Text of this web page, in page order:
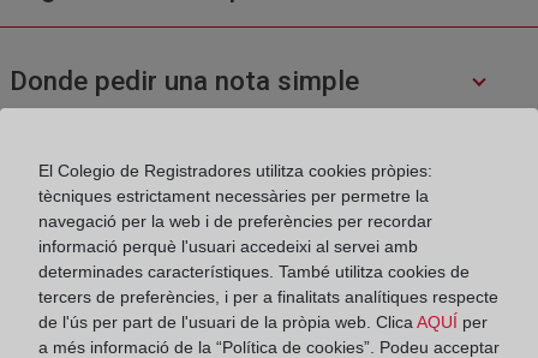
Donde pedir una nota simple
¿Cuál es el contenido de una nota simple
o una certificación?
¿Cómo se inscribe una cancelación de
hipoteca?
El Colegio de Registradores utilitza cookies pròpies:
tècniques estrictament necessàries per permetre la
navegació per la web i de preferències per recordar
informació perquè l'usuari accedeixi al servei amb
determinades característiques. També utilitza cookies de
tercers de preferències, i per a finalitats analítiques respecte
de l'ús per part de l'usuari de la pròpia web. Clica AQUÍ per
a més informació de la “Política de cookies”. Podeu acceptar